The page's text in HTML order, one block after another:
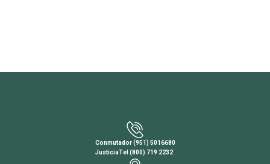
Conmutador (951) 5016680
JusticiaTel (800) 719 2232